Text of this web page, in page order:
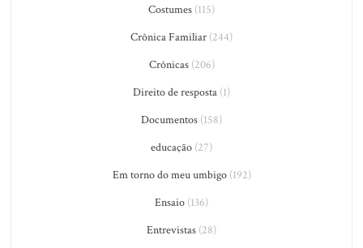
Costumes (115)
Crônica Familiar (244)
Crônicas(206)
Direito de resposta (1)
Documentos (158)
educação (27)
Em torno do meu umbigo(192)
Ensaio (136)
Entrevistas (28)